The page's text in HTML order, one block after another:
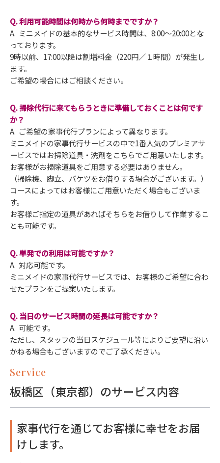
Q. 利用可能時間は何時から何時までですか？
A. ミニメイドの基本的なサービス時間は、8:00～20:00とな
っております。
9時以前、17:00以降は割増料金（220円／１時間）が発生し
ます。
ご希望の場合にはご相談ください。
Q. 掃除代行に来てもらうときに準備しておくことは何です
か？
A. ご希望の家事代行プランによって異なります。
ミニメイドの家事代行サービスの中で1番人気のプレミアサ
ービスではお掃除道具・洗剤をこちらでご用意いたします。
お客様がお掃除道具をご用意する必要はありません。
（掃除機、脚立、バケツをお借りする場合がございます。）
コースによってはお客様にご用意いただく場合もございま
す。
お客様ご指定の道具があればそちらをお借りして作業するこ
とも可能です。
Q. 単発での利用は可能ですか？
A. 対応可能です。
ミニメイドの家事代行サービスでは、お客様のご希望に合わ
せたプランをご提案いたします。
Q. 当日のサービス時間の延長は可能ですか？
A. 可能です。
ただし、スタッフの当日スケジュール等によりご要望に沿い
かねる場合もございますのでご了承ください。
Service
板橋区（東京都）のサービス内容
家事代行を通じてお客様に幸せをお届
けします。